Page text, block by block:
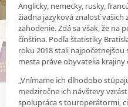
Anglicky, nemecky, rusky,
žiadna jazyková znalosť vašich
zahodenie. Zdá sa však, že na
čínština. Podľa štatistiky
roku 2018 stali
mesta práve obyvatelia krajiny
„Vnímame ich dlhodobo
medziročne ich návštevy
spolupráca s touroperátormi,